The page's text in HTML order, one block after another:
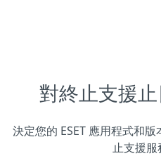
對終止支援
決定您的 ESET 應用程式和
止支援服